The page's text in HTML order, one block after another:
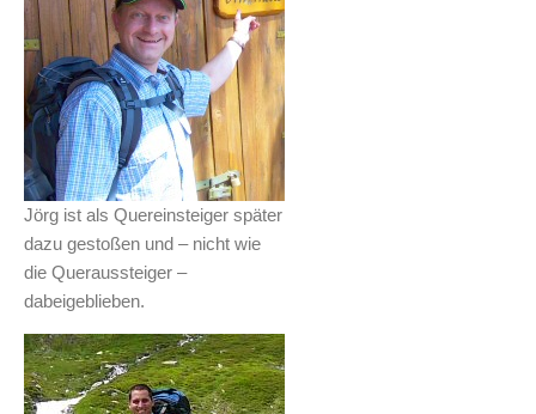
Jörg ist als Quereinsteiger später
dazu gestoßen und – nicht wie
die Queraussteiger –
dabeigeblieben.